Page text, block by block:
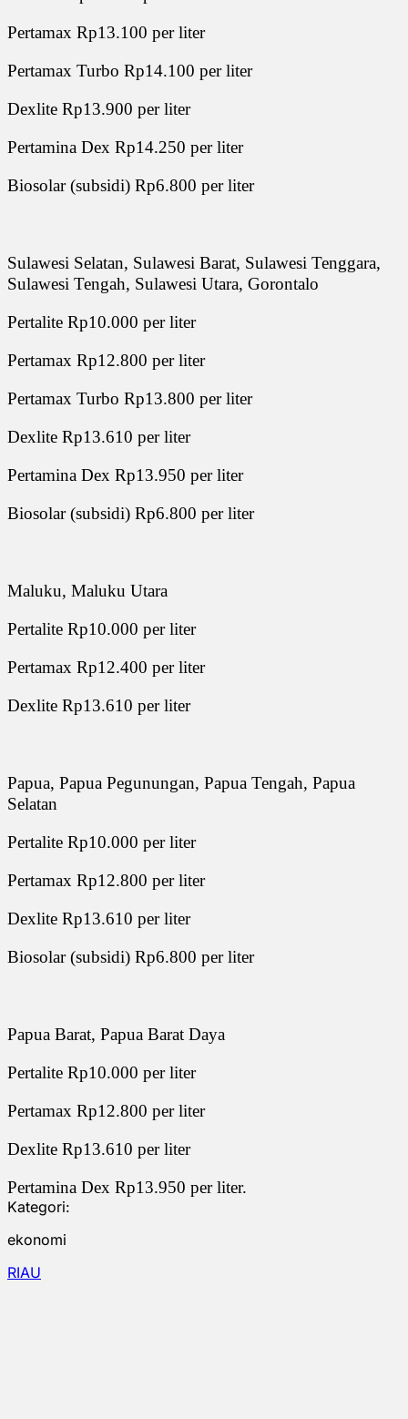
Pertamax Rp13.100 per liter
Pertamax Turbo Rp14.100 per liter
Dexlite Rp13.900 per liter
Pertamina Dex Rp14.250 per liter
Biosolar (subsidi) Rp6.800 per liter
Sulawesi Selatan, Sulawesi Barat, Sulawesi Tenggara,
Sulawesi Tengah, Sulawesi Utara, Gorontalo
Pertalite Rp10.000 per liter
Pertamax Rp12.800 per liter
Pertamax Turbo Rp13.800 per liter
Dexlite Rp13.610 per liter
Pertamina Dex Rp13.950 per liter
Biosolar (subsidi) Rp6.800 per liter
Maluku, Maluku Utara
Pertalite Rp10.000 per liter
Pertamax Rp12.400 per liter
Dexlite Rp13.610 per liter
Papua, Papua Pegunungan, Papua Tengah, Papua
Selatan
Pertalite Rp10.000 per liter
Pertamax Rp12.800 per liter
Dexlite Rp13.610 per liter
Biosolar (subsidi) Rp6.800 per liter
Papua Barat, Papua Barat Daya
Pertalite Rp10.000 per liter
Pertamax Rp12.800 per liter
Dexlite Rp13.610 per liter
Pertamina Dex Rp13.950 per liter.
Kategori:
ekonomi
RIAU